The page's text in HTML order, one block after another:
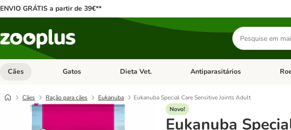
ENVIO GRÁTIS a partir de 39€**
Pesquisar
produtos
Cães Abrir menu de categoria: Cães
Gatos Abrir menu de categoria: Gatos
Dieta Vet. Abrir menu de categoria: Dieta Vet.
Antiparasitários
Cães Ração para cães Eukanuba
Eukanuba Special Care Sensitive Joints Adult
Novo!
Eukanuba